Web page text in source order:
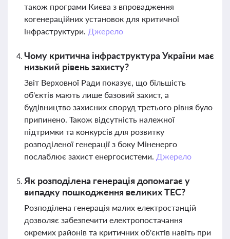
також програми Києва з впровадження
когенераційних установок для критичної
інфраструктури. Джерело
Чому критична інфраструктура України має
низький рівень захисту?
Звіт Верховної Ради показує, що більшість
об'єктів мають лише базовий захист, а
будівництво захисних споруд третього рівня було
припинено. Також відсутність належної
підтримки та конкурсів для розвитку
розподіленої генерації з боку Міненерго
послаблює захист енергосистеми. Джерело
Як розподілена генерація допомагає у
випадку пошкодження великих ТЕС?
Розподілена генерація малих електростанцій
дозволяє забезпечити електропостачання
окремих районів та критичних об'єктів навіть при